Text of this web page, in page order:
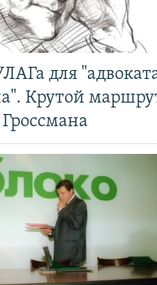
для
Крутой